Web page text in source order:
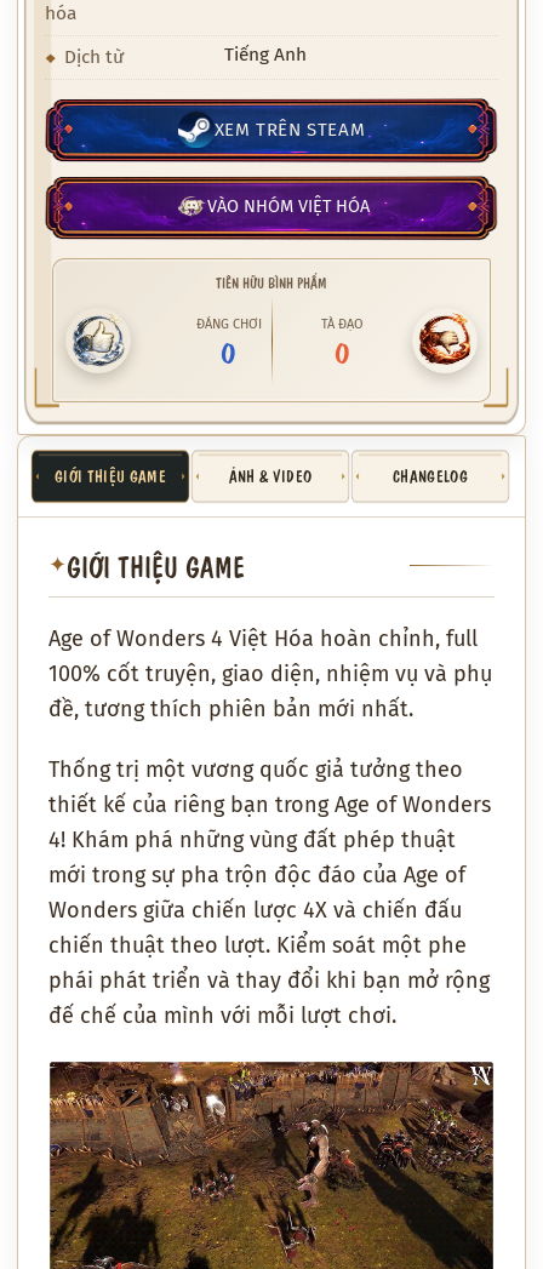
hóa
Dịch từ Tiếng Anh
XEM TRÊN STEAM
VÀO NHÓM VIỆT HÓA
TIÊN HỮU BÌNH PHẨM
ĐÁNG CHƠI
0
TÀ ĐẠO
0
GIỚI THIỆU GAME ẢNH & VIDEO CHANGELOG
✦GIỚI THIỆU GAME
Age of Wonders 4 Việt Hóa hoàn chỉnh, full
100% cốt truyện, giao diện, nhiệm vụ và phụ
đề, tương thích phiên bản mới nhất.
Thống trị một vương quốc giả tưởng theo
thiết kế của riêng bạn trong Age of Wonders
4! Khám phá những vùng đất phép thuật
mới trong sự pha trộn độc đáo của Age of
Wonders giữa chiến lược 4X và chiến đấu
chiến thuật theo lượt. Kiểm soát một phe
phái phát triển và thay đổi khi bạn mở rộng
đế chế của mình với mỗi lượt chơi.